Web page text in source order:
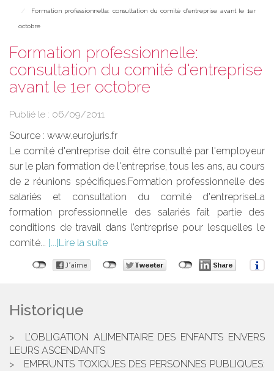
Formation professionnelle: consultation du comité d'entreprise avant le 1er
octobre
Formation professionnelle:
consultation du comité d'entreprise
avant le 1er octobre
Publié le : 06/09/2011
Source : www.eurojuris.fr
Le comité d'entreprise doit être consulté par l'employeur
sur le plan formation de l'entreprise, tous les ans, au cours
de 2 réunions spécifiques.Formation professionnelle des
salariés et consultation du comité d'entrepriseLa
formation professionnelle des salariés fait partie des
conditions de travail dans l’entreprise pour lesquelles le
comité...
Lire la suite
Historique
L’OBLIGATION ALIMENTAIRE DES ENFANTS ENVERS
LEURS ASCENDANTS
EMPRUNTS TOXIQUES DES PERSONNES PUBLIQUES: